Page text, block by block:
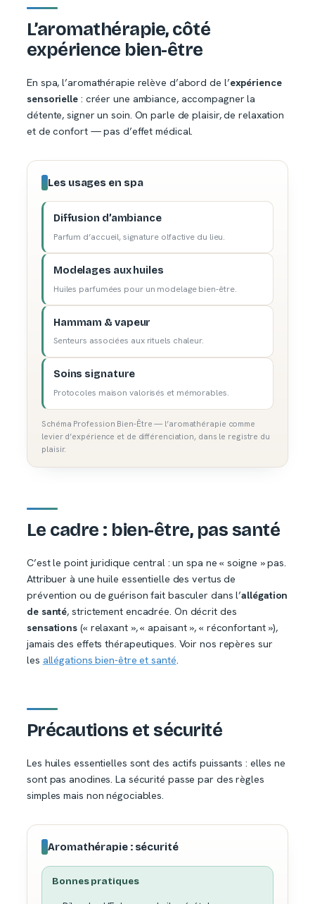
L’aromathérapie, côté
expérience bien-être
En spa, l’aromathérapie relève d’abord de l’expérience
sensorielle: créer une ambiance, accompagner la
détente, signer un soin. On parle de plaisir, de relaxation
et de confort — pas d’effet médical.
Les usages en spa
Diffusion d’ambiance
Parfum d’accueil, signature olfactive du lieu.
Modelages aux huiles
Huiles parfumées pour un modelage bien-être.
Hammam & vapeur
Senteurs associées aux rituels chaleur.
Soins signature
Protocoles maison valorisés et mémorables.
Schéma Profession Bien-Être — l’aromathérapie comme
levier d’expérience et de différenciation, dans le registre du
plaisir.
Le cadre : bien-être, pas santé
C’est le point juridique central : un spa ne « soigne » pas.
Attribuer à une huile essentielle des vertus de
prévention ou de guérison fait basculer dans l’allégation
de santé, strictement encadrée. On décrit des
sensations (« relaxant », « apaisant », « réconfortant »),
jamais des effets thérapeutiques. Voir nos repères sur
les allégations bien-être et santé.
Précautions et sécurité
Les huiles essentielles sont des actifs puissants : elles ne
sont pas anodines. La sécurité passe par des règles
simples mais non négociables.
Aromathérapie : sécurité
Bonnes pratiques